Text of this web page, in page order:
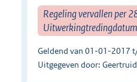
Regeling vervallen per
Geldend van 01-01-2017
Uitgegeven door: